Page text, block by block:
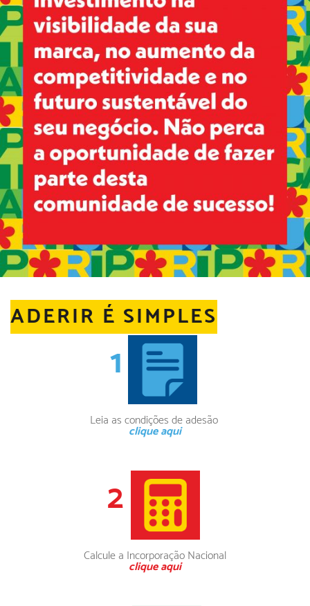
ADERIR É SIMPLES
1
Leia as condições de adesão
clique aqui
2
Calcule a Incorporação Nacional
clique aqui